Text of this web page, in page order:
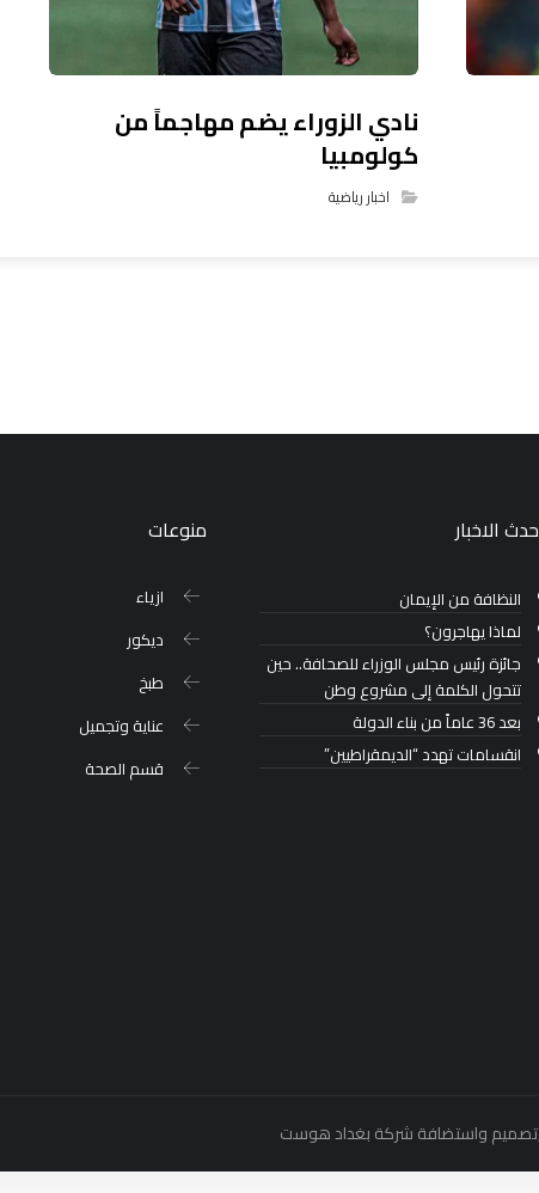
نادي الزوراء يضم مهاجماً من
كولومبيا
اخبار رياضية
الاخبار
النظافة من الإيمان
لماذا يهاجرون؟
جائزة رئيس مجلس الوزراء للصحافة.. حين
تتحول الكلمة إلى مشروع وطن
بعد 36 عاماً من بناء الدولة
انقسامات تهدد “الديمقراطيين”
منوعات
ازياء
ديكور
طبخ
عناية وتجميل
قسم الصحة
بغداد هوست